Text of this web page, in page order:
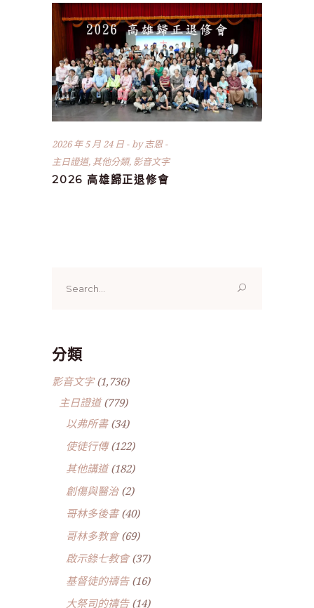
2026 年 5 月 24 日 by志恩
主日證道, 其他分類, 影音文字
2026 高雄歸正退修會
for:
分類
影音文字(1,736)
主日證道(779)
以弗所書(34)
使徒行傳(122)
其他講道(182)
創傷與醫治(2)
哥林多後書(40)
哥林多教會(69)
啟示錄七教會(37)
基督徒的禱告(16)
大祭司的禱告(14)